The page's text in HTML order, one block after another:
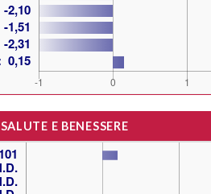
SALUTE E BENESSERE